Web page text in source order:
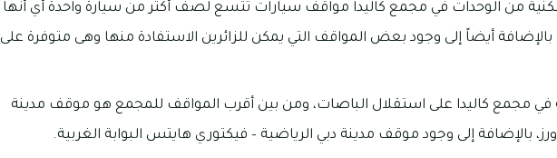
من الوحدات في مجمع كاليدا مواقف سيارات تتسع لصف أكثر من سيارة واحدة أي أنها
بالإضافة أيضاً إلى وجود بعض المواقف التي يمكن للزائرين الاستفادة منها وهى متوفرة على
في مجمع كاليدا على استقلال الباصات، ومن بين أقرب المواقف للمجمع هو موقف مدينة
بالإضافة إلى وجود موقف مدينة دبي الرياضية – فيكتوري هايتس البوابة الغربية.